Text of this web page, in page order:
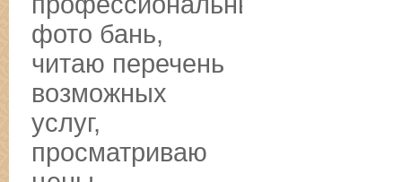
фото бань,
читаю перечень
возможных
услуг,
просматриваю